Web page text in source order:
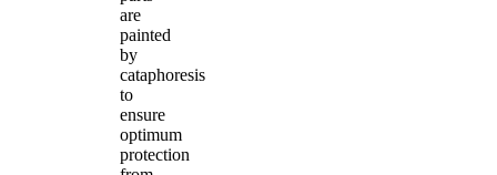
are
painted
by
cataphoresis
to
ensure
optimum
protection